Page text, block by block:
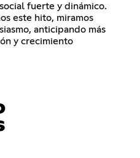
fuerte y dinámico.
este hito, miramos
anticipando más
y crecimiento